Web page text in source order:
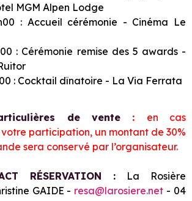
MGM Alpen Lodge
: Accueil cérémonie - Cinéma Le
: Cérémonie remise des 5 awards -
: Cocktail dînatoire - La Via Ferrata
de vente : en cas
participation, un montant de 30%
sera conservé par l’organisateur.
RÉSERVATION : La Rosière
GAIDE - resa@larosiere.net - 04